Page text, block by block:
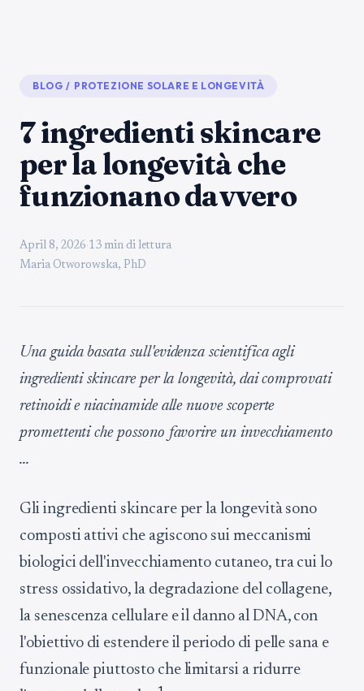
BLOG / PROTEZIONE SOLARE E LONGEVITÀ
7 ingredienti skincare
per la longevità che
funzionano davvero
April 8, 2026· 13 min di lettura
Maria Otworowska, PhD
Una guida basata sull'evidenza scientifica agli
ingredienti skincare per la longevità, dai comprovati
retinoidi e niacinamide alle nuove scoperte
promettenti che possono favorire un invecchiamento
...
Gli ingredienti skincare per la longevità sono
composti attivi che agiscono sui meccanismi
biologici dell'invecchiamento cutaneo, tra cui lo
stress ossidativo, la degradazione del collagene,
la senescenza cellulare e il danno al DNA, con
l'obiettivo di estendere il periodo di pelle sana e
funzionale piuttosto che limitarsi a ridurre